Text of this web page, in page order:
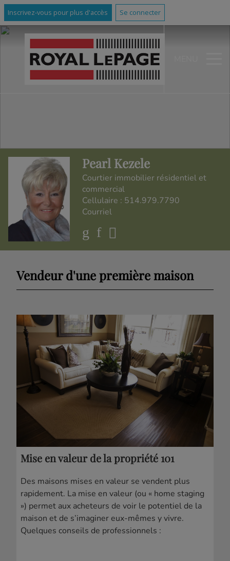
Inscrivez-vous pour plus d'accès Se connecter
Pearl Kezele
Courtier immobilier résidentiel et
commercial
Cellulaire : 514.979.7790
Courriel
Vendeur d'une première maison
Mise en valeur de la propriété 101
Des maisons mises en valeur se vendent plus
rapidement. La mise en valeur (ou « home staging
») permet aux acheteurs de voir le potentiel de la
maison et de s’imaginer eux-mêmes y vivre.
Quelques conseils de professionnels :